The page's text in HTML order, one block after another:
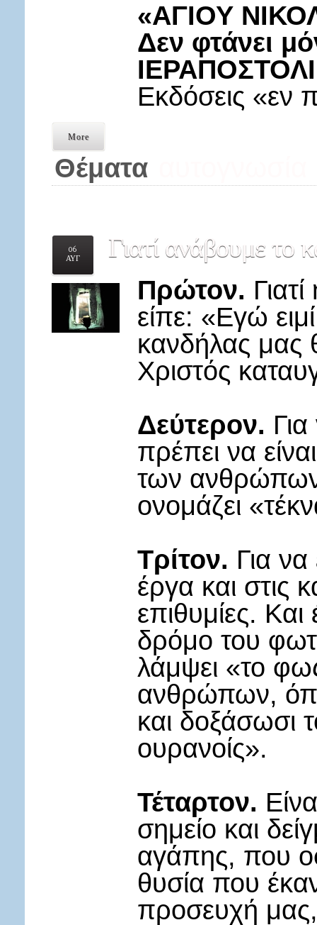
«ΑΓΙΟΥ
Δεν φτάνει
Εκδόσεις «εν
More
Θέματα
06
ΑΥΓ
Γιατί ανάβουμε το
Πρώτον.
είπε: «Εγώ
κανδήλας μας
Χριστός
Δεύτερον.
πρέπει να
των
ονομάζει
Τρίτον. Για να
έργα και στις
επιθυμίες.
δρόμο του
λάμψει «το
ανθρώπων,
και δοξάσωσι
ουρανοίς».
Τέταρτον.
σημείο και
αγάπης, που
θυσία που
προσευχή μας,